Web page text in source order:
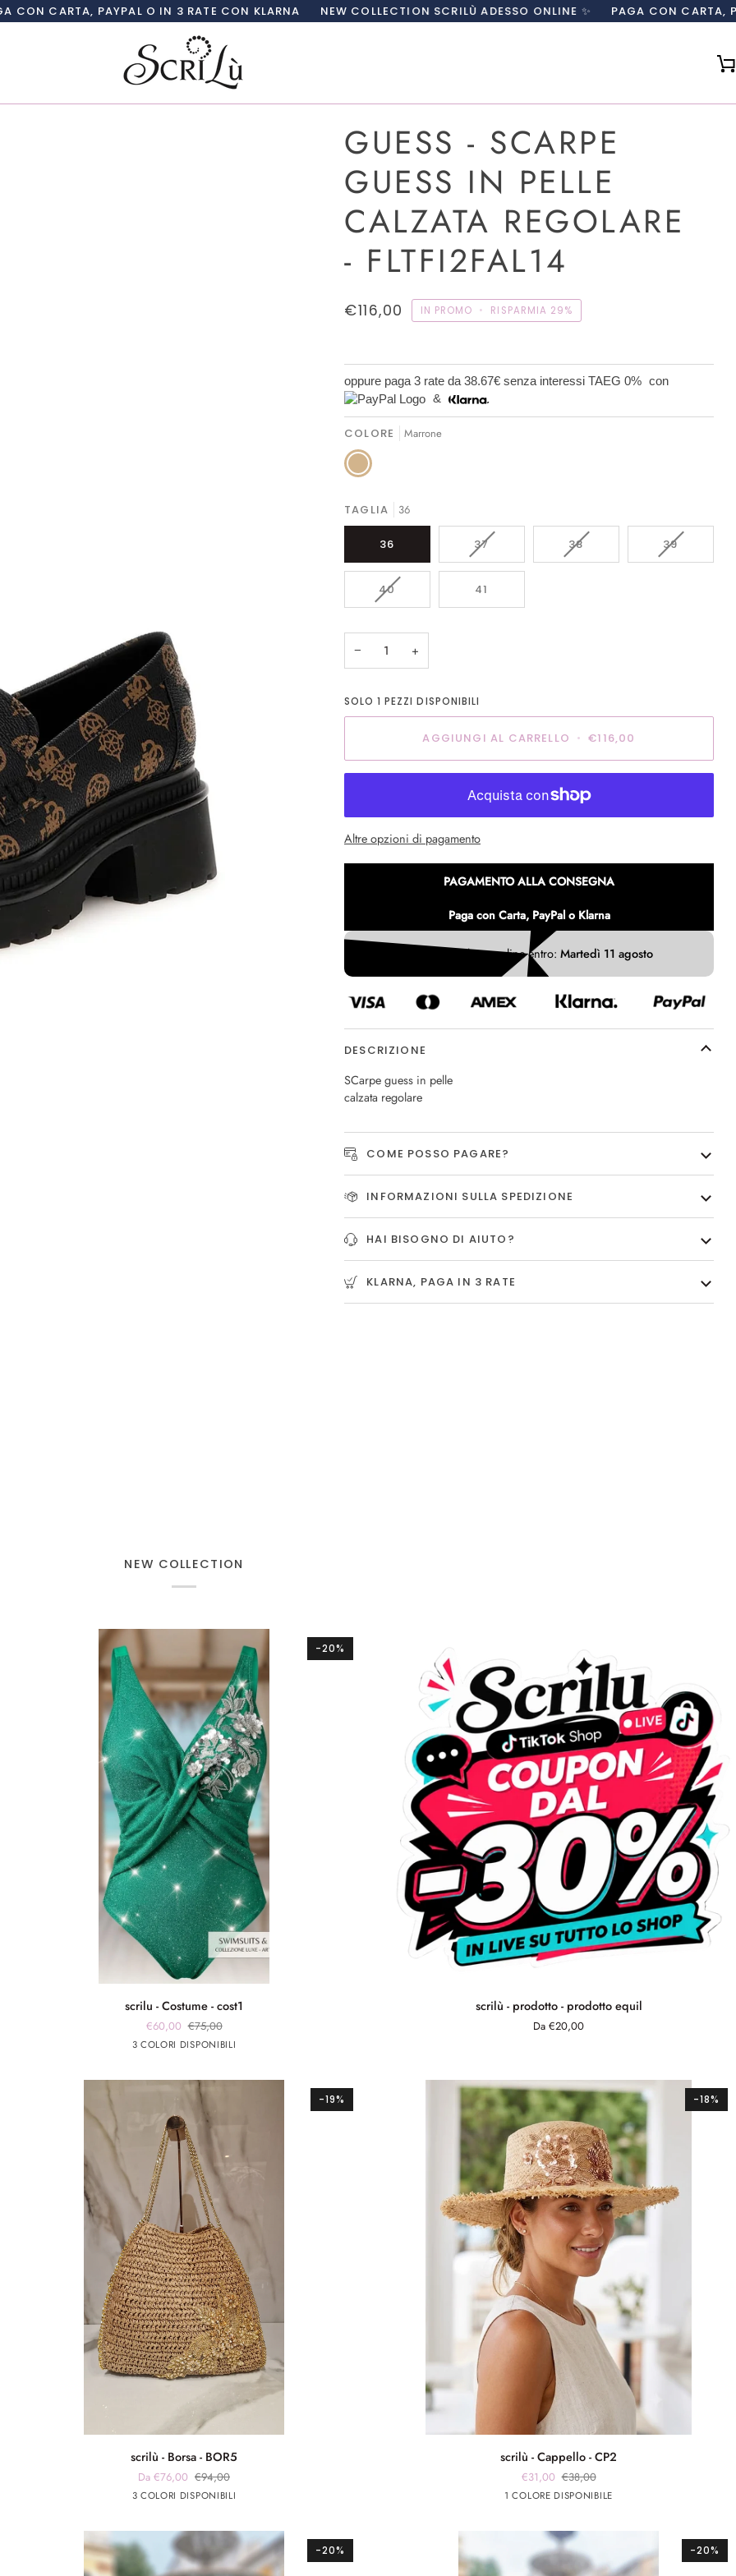
PAYPAL O IN 3 RATE CON KLARNA NEW COLLECTION SCRILÙ ADESSO ONLINE ✨ PAGA CON CARTA, PAYPAL O IN
GUESS - SCARPE
GUESS IN PELLE
CALZATA REGOLARE
- FLTFI2FAL14
€116,00 IN PROMO • RISPARMIA 29%
oppure paga 3 rate da 38.67€ senza interessi TAEG 0% con
&
COLORE Marrone
Marrone
TAGLIA 36
36 37VARIANTE
ESAURITA
O
NON
DISPONIBILE
38VARIANTE
ESAURITA
39VARIANTE
ESAURITA
40VARIANTE
ESAURITA
NON
DISPONIBILE
41
− +
SOLO1 PEZZI DISPONIBILI
AGGIUNGI AL CARRELLO • €116,00
Altre opzioni di pagamento
PAGAMENTO ALLA CONSEGNA
Paga con Carta, PayPal o Klarna
Ricevi il tuo ordine entro: Martedì 11 agosto
DESCRIZIONE
SCarpe guess in pelle
calzata regolare
COME POSSO PAGARE?
INFORMAZIONI SULLA SPEDIZIONE
HAI BISOGNO DI AIUTO?
KLARNA, PAGA IN 3 RATE
NEW COLLECTION
-20%
scrilu - Costume - cost1
€60,00 €75,00
3 COLORI DISPONIBILI
verdefuxiaArgento
scrilù - prodotto - prodotto equil
Da €20,00
-19%
scrilù - Borsa - BOR5
Da €76,00 €94,00
3 COLORI DISPONIBILI
beigepannaverde
-18%
scrilù - Cappello - CP2
€31,00 €38,00
1 COLORE DISPONIBILE
Beige
-20% -20%